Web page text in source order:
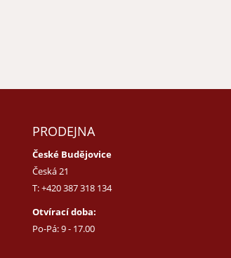
PRODEJNA
České Budějovice
Česká 21
T:+420 387 318 134
Otvírací doba:
Po-Pá: 9 - 17.00